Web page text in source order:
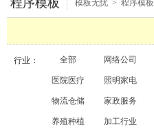
程序模板 模板无忧 > 程序模板
行业： 全部 网络公司
医院医疗 照明家电
物流仓储 家政服务
养殖种植 加工行业